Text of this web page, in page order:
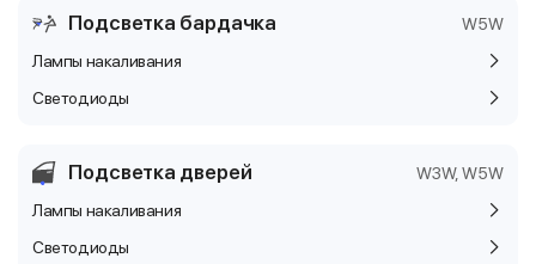
Подсветка бардачка
W5W
Лампы накаливания
Светодиоды
Подсветка дверей
W3W, W5W
Лампы накаливания
Светодиоды